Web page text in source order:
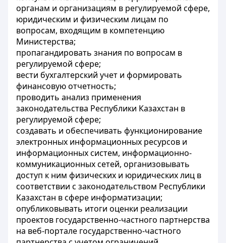
органам и организациям в регулируемой сфере,
юридическим и физическим лицам по
вопросам, входящим в компетенцию
Министерства;
пропагандировать знания по вопросам в
регулируемой сфере;
вести бухгалтерский учет и формировать
финансовую отчетность;
проводить анализ применения
законодательства Республики Казахстан в
регулируемой сфере;
создавать и обеспечивать функционирование
электронных информационных ресурсов и
информационных систем, информационно-
коммуникационных сетей, организовывать
доступ к ним физических и юридических лиц в
соответствии с законодательством Республики
Казахстан в сфере информатизации;
опубликовывать итоги оценки реализации
проектов государственно-частного партнерства
на веб-портале государственно-частного